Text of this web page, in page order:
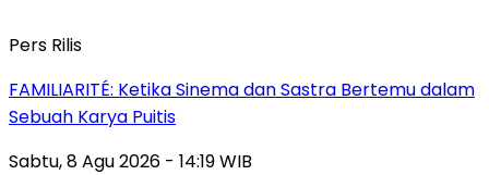
Pers Rilis
FAMILIARITÉ: Ketika Sinema dan Sastra Bertemu dalam
Sebuah Karya Puitis
Sabtu, 8 Agu 2026 - 14:19 WIB